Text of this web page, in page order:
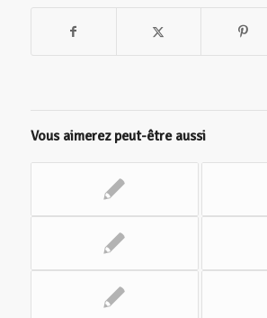
Vous aimerez peut-être aussi